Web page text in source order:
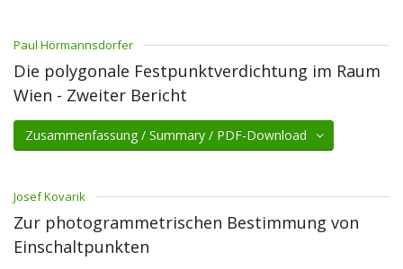
Paul Hörmannsdorfer
Die polygonale Festpunktverdichtung im Raum
Wien - Zweiter Bericht
Zusammenfassung / Summary / PDF-Download
Josef Kovarik
Zur photogrammetrischen Bestimmung von
Einschaltpunkten